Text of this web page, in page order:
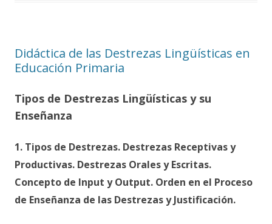
Didáctica de las Destrezas Lingüísticas en
Educación Primaria
Tipos de Destrezas Lingüísticas y su
Enseñanza
1. Tipos de Destrezas. Destrezas Receptivas y
Productivas. Destrezas Orales y Escritas.
Concepto de Input y Output. Orden en el Proceso
de Enseñanza de las Destrezas y Justificación.